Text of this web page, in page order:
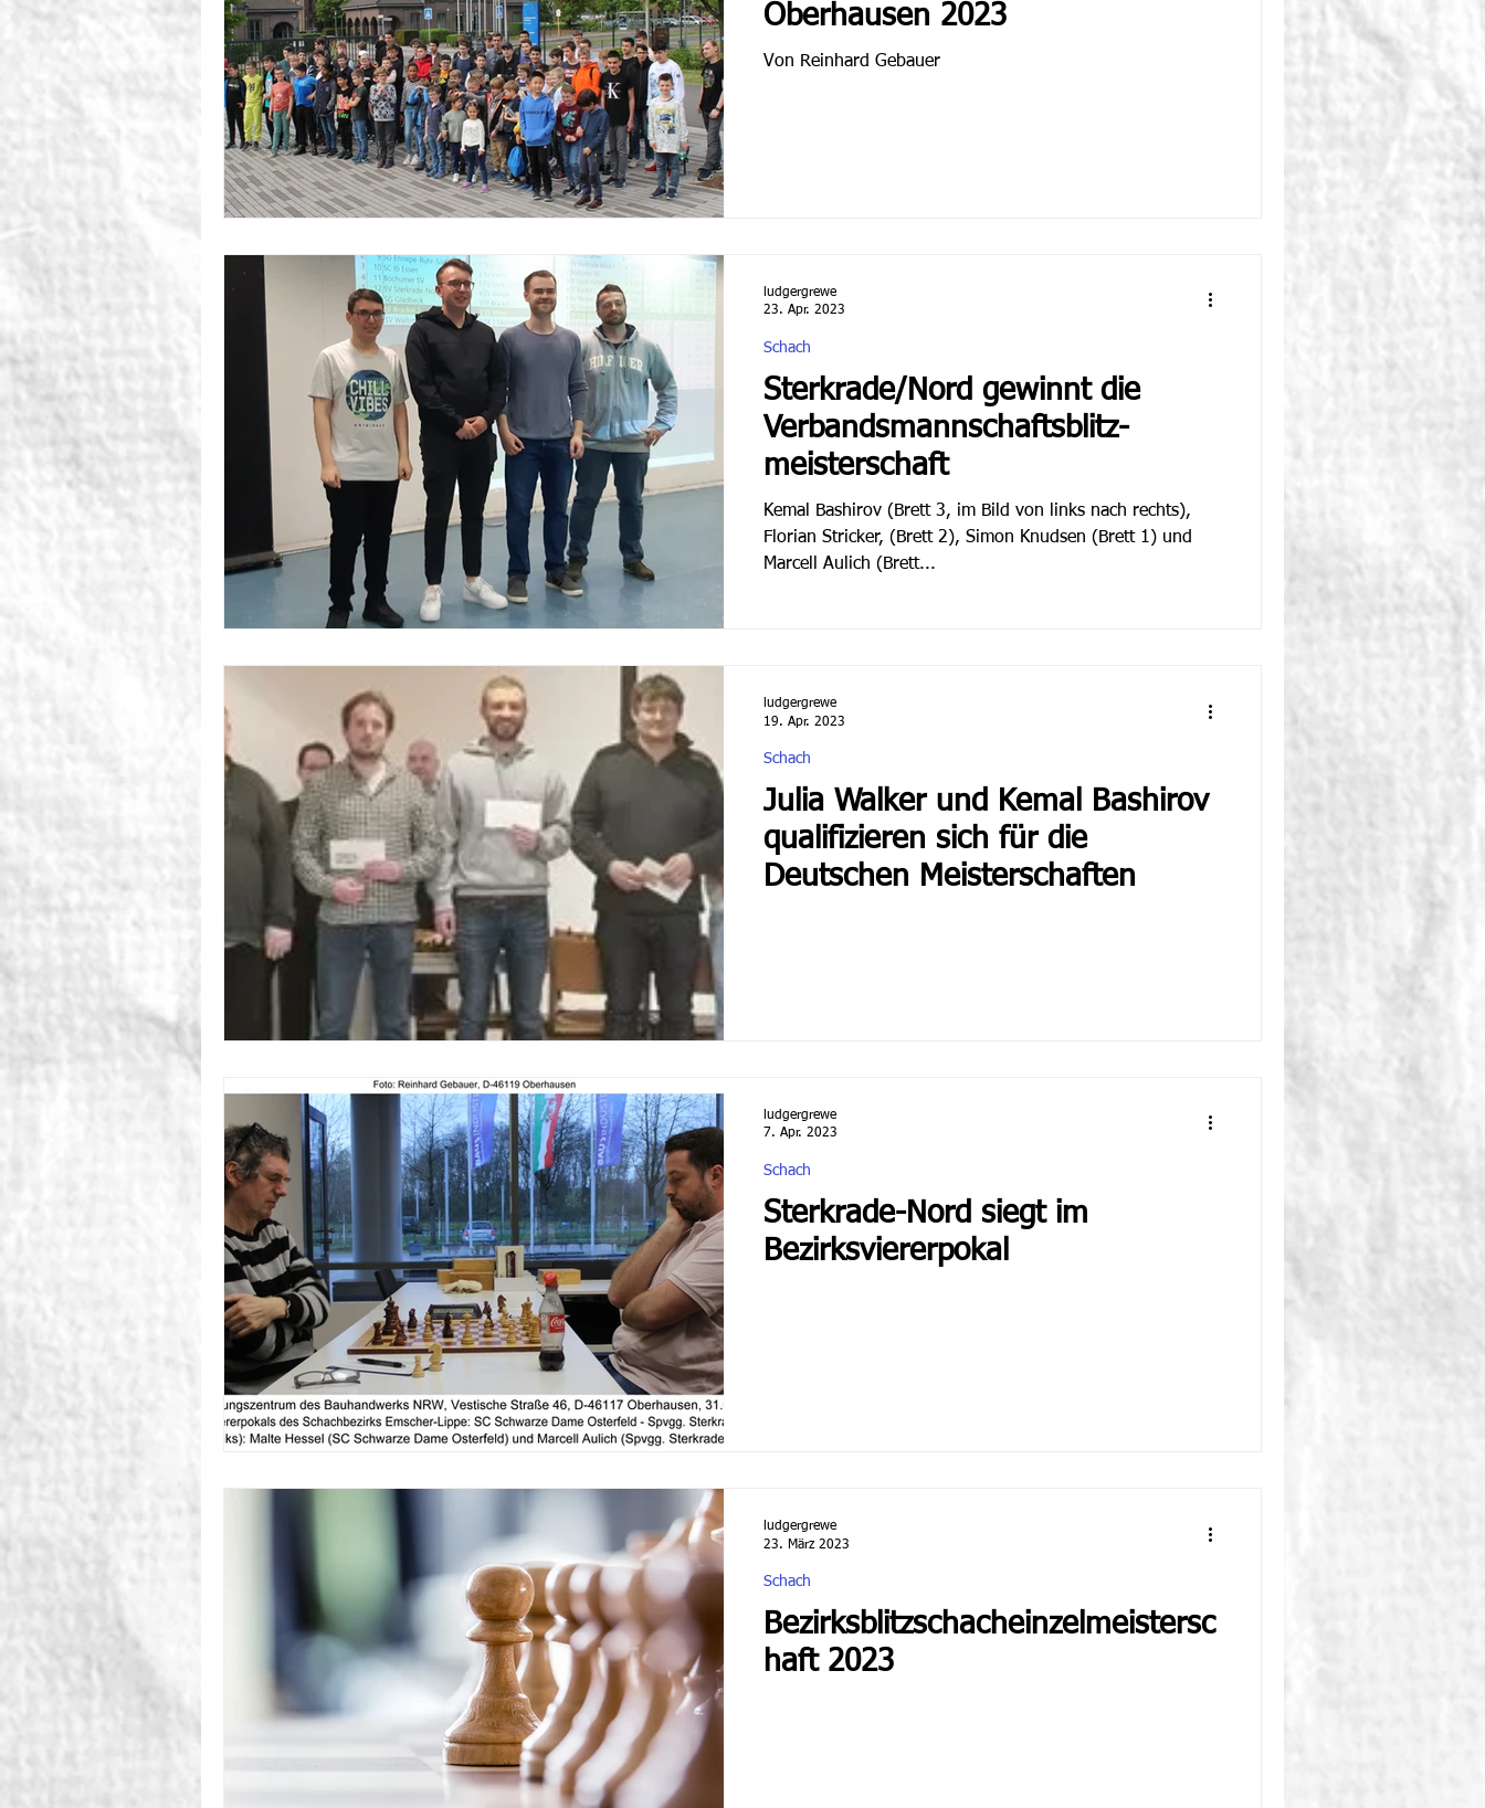
Oberhausen 2023
Von Reinhard Gebauer
Sterkrade/Nord gewinnt die
Verbandsmannschaftsblitz-
meisterschaft
Kemal Bashirov (Brett 3, im Bild von links nach rechts),
Florian Stricker, (Brett 2), Simon Knudsen (Brett 1) und
Marcell Aulich (Brett...
Schach
ludgergrewe
23. Apr. 2023
Julia Walker und Kemal Bashirov
qualifizieren sich für die
Deutschen Meisterschaften
Schach
ludgergrewe
19. Apr. 2023
Sterkrade-Nord siegt im
Bezirksviererpokal
Schach
ludgergrewe
7. Apr. 2023
Bezirksblitzschacheinzelmeistersc
haft 2023
Schach
ludgergrewe
23. März 2023